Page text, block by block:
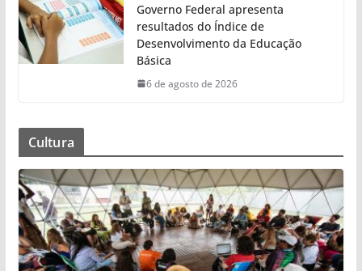
Governo Federal apresenta
resultados do Índice de
Desenvolvimento da Educação
Básica
6 de agosto de 2026
Cultura